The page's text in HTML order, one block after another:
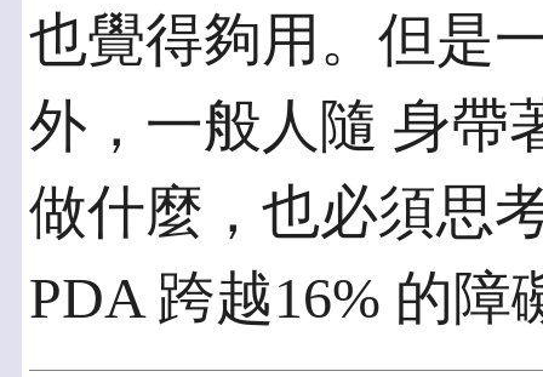
也覺得夠用。但是
外，一般人隨 身帶
做什麼，也必須思
PDA 跨越16% 的障